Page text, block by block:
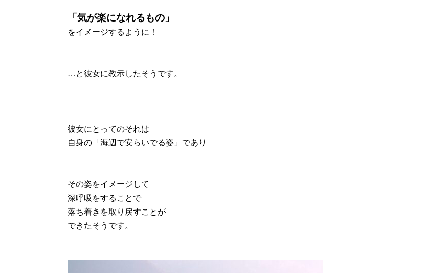
「気が楽になれるもの」
をイメージするように！
…と彼女に教示したそうです。
彼女にとってのそれは
自身の「海辺で安らいでる姿」であり
その姿をイメージして
深呼吸をすることで
落ち着きを取り戻すことが
できたそうです。